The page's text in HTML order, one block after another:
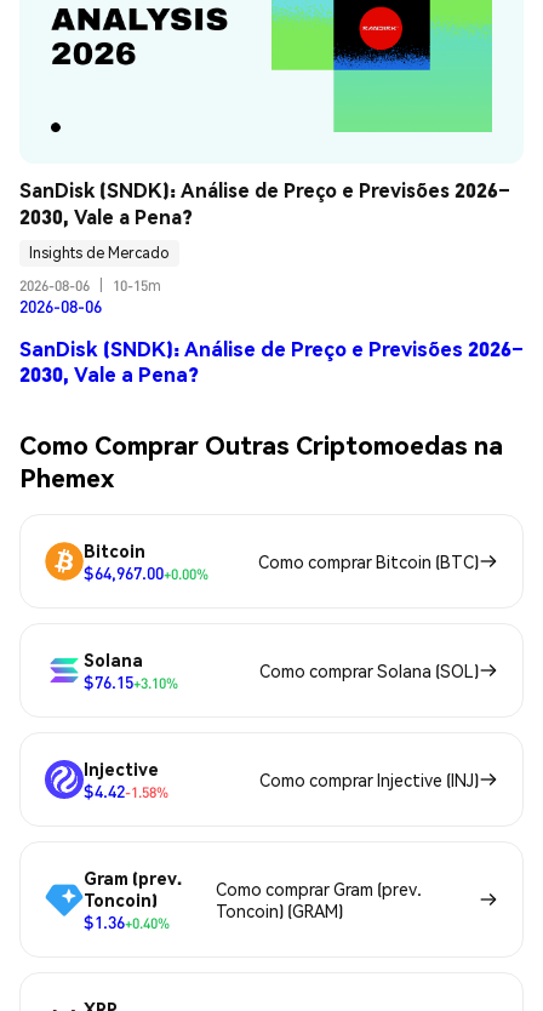
SanDisk (SNDK): Análise de Preço e Previsões 2026–
2030, Vale a Pena?
Insights de Mercado
2026-08-06
10-15m
2026-08-06
SanDisk (SNDK): Análise de Preço e Previsões 2026–
2030, Vale a Pena?
Como Comprar Outras Criptomoedas na
Phemex
Bitcoin
$64,967.00+0.00%
Como comprar Bitcoin (BTC)
Solana
$76.15+3.10%
Como comprar Solana (SOL)
Injective
$4.42-1.58%
Como comprar Injective (INJ)
Gram (prev.
Toncoin)
$1.36+0.40%
Como comprar Gram (prev.
Toncoin) (GRAM)